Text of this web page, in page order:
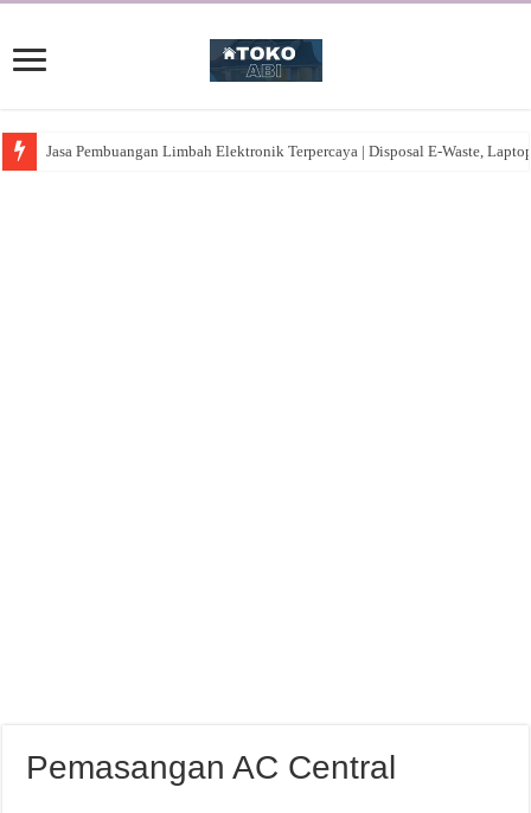
Jasa Pembuangan Limbah Elektronik Terpercaya | Disposal E-Waste,
Pemasangan AC Central